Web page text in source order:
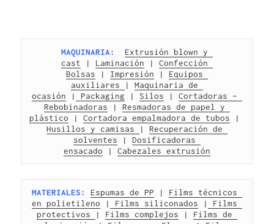
MAQUINARIA:
Extrusión blown y
cast | Laminación | Confección
Bolsas | Impresión | Equipos
auxiliares
| Maquinaria de
ocasión | Packaging | Silos | Cortadoras –
Rebobinadoras | Resmadoras de papel y
plástico | Cortadora empalmadora de tubos
Husillos y camisas
| Recuperación de
solventes | Dosificadoras
ensacado | Cabezales extrusión
MATERIALES: Espumas de PP | Films técnicos
en polietileno | Films siliconados |
Films
protectivos
| Films complejos | Films de